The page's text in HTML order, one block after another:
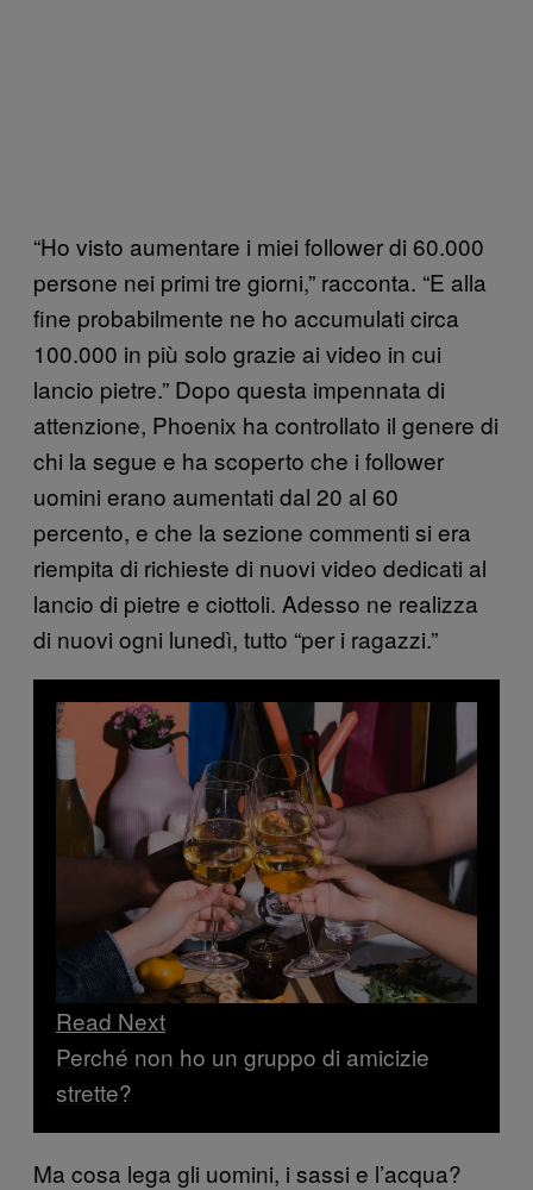
“Ho visto aumentare i miei follower di 60.000
persone nei primi tre giorni,” racconta. “E alla
fine probabilmente ne ho accumulati circa
100.000 in più solo grazie ai video in cui
lancio pietre.” Dopo questa impennata di
attenzione, Phoenix ha controllato il genere di
chi la segue e ha scoperto che i follower
uomini erano aumentati dal 20 al 60
percento, e che la sezione commenti si era
riempita di richieste di nuovi video dedicati al
lancio di pietre e ciottoli. Adesso ne realizza
di nuovi ogni lunedì, tutto “per i ragazzi.”
Read Next
Perché non ho un gruppo di amicizie
strette?
Ma cosa lega gli uomini, i sassi e l’acqua?